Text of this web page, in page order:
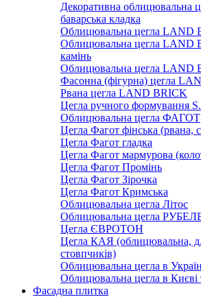
Декоративна облицювальна
баварська кладка
Облицювальна цегла LAND
Облицювальна цегла LAND
камінь
Облицювальна цегла LAND
Фасонна (фігурна) цегла
Рвана цегла LAND BRICK
Цегла ручного формування
Облицювальна цегла ФАГОТ
Цегла Фагот фінська (рвана,
Цегла Фагот гладка
Цегла Фагот мармурова
Цегла Фагот Промінь
Цегла Фагот Зірочка
Цегла Фагот Кримська
Облицювальна цегла Літос
Облицювальна цегла
Цегла ЄВРОТОН
Цегла КАЯ (облицювальна,
стовпчиків)
Облицювальна цегла в
Облицювальна цегла в Києві
Фасадна плитка